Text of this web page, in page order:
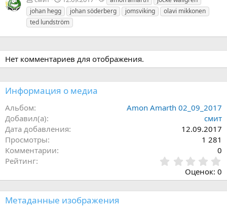
е
г
johan hegg
johan söderberg jomsviking
olavi mikkonen
ted lundström
Нет комментариев для отображения.
Информация о медиа
Альбом
Amon Amarth 02_09_2017
Добавил(а)
смит
Дата добавления
12.09.2017
Просмотры
1 281
Комментарии
0
Рейтинг
0
Оценок: 0
Метаданные изображения